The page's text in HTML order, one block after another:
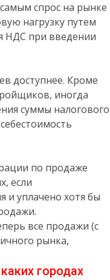
спрос на рынке
нагрузку путем
НДС при введении
доступнее. Кроме
иногда
суммы налогового
по продаже
если
и уплачено хотя бы
все продажи (с
рынка,
городах